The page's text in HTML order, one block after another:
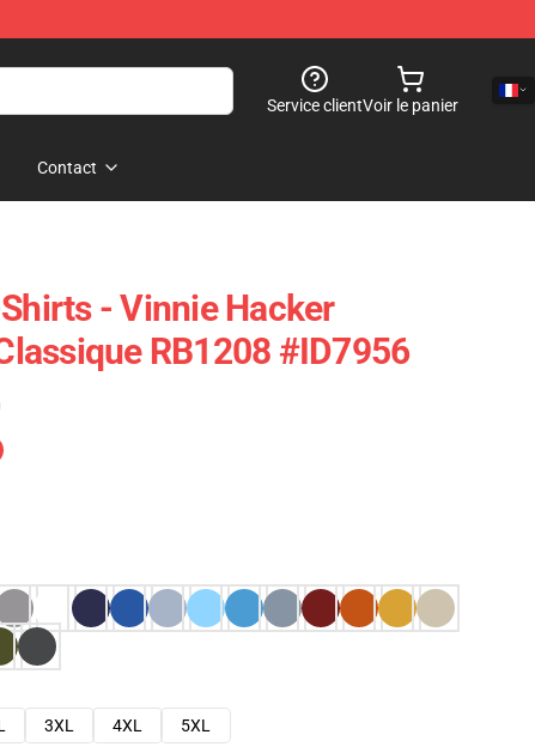
Service clientVoir le panier
Contact
- Vinnie Hacker
RB1208 #ID7956
3XL 4XL
5XL